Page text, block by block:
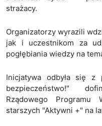
strażacy.
Organizatorzy wyrazili
jak i uczestnikom za
pogłębiania wiedzy na
Inicjatywa odbyła się z
bezpieczeństwo!"
Rządowego
starszych "Aktywni +" na